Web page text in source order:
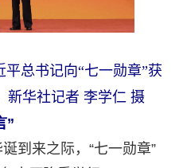
平总书记向“七一勋章”获
新华社记者 李学仁 摄
”
来之际，“七一勋章”